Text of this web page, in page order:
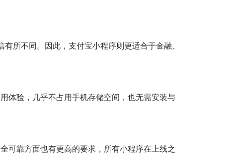
所不同。因此，支付宝小程序则更适合于金融、
体验，几乎不占用手机存储空间，也无需安装与
可靠方面也有更高的要求，所有小程序在上线之